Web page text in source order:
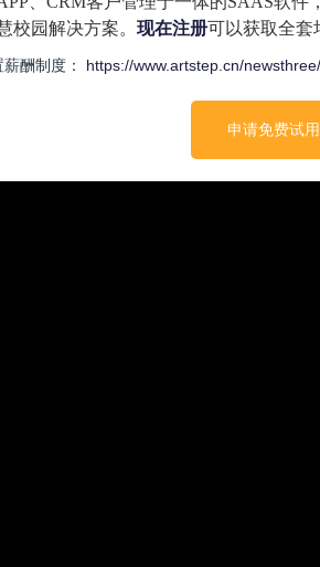
校园解决方案。 现在注册可以获取全套
酬制度： https://www.artstep.cn/
申请免费试用